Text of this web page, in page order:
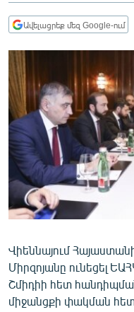
ՏՆՏԵՍՈՒԹՅՈՒՆ
ՂԱՐԱԲԱՂ
ՊԱՏԵՐԱԶՄԻ 6
ՏԱՐԱԾԱՇՐՋԱՆ
ՄԻՋԱԶԳԱՅԻՆ
ՄՇԱԿՈՒՅԹ
ՍՊՈՐՏ
ՄԵԿՆԱԲԱՆՈՒԹՅՈՒՆ
ԿՈՐՈՆԱՎԻՐՈՒՍ
ԱՐԽԻՎ
ՏԵՍԱՆՅՈՒԹԵՐ
Ավելացրեք մեզ Google-ում
Վիեննայում
Միրզոյանը ունեցել
Շմիդիի հետ
միջանցքի փակման